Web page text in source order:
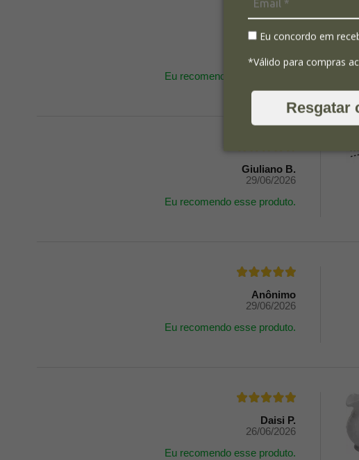
Eu concordo em
*Válido para compras
Resgatar
Andrea R.
20/07/2026
Eu recomendo esse produto.
Giuliano B.
29/06/2026
Eu recomendo esse produto.
Anônimo
29/06/2026
Eu recomendo esse produto.
Daisi P.
26/06/2026
Eu recomendo esse produto.